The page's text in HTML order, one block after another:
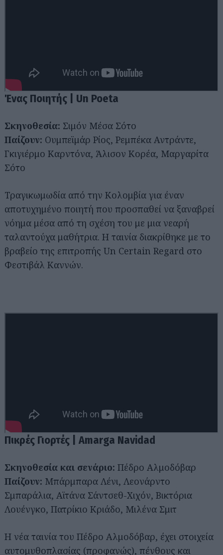
Ένας Ποιητής | Un Poeta
Σκηνοθεσία: Σιμόν Μέσα Σότο
Παίζουν: Ουμπεϊμάρ Ρίος, Ρεμπέκα Αντράντε,
Γκιγιέρμο Καρντόνα, Άλισον Κορέα, Μαργαρίτα
Σότο
Τραγικωμωδία από την Κολομβία για έναν
αποτυχημένο ποιητή που προσπαθεί να ξαναβρεί
νόημα μέσα από τη σχέση του με μια νεαρή
ταλαντούχα μαθήτρια. Η ταινία διακρίθηκε με το
βραβείο της επιτροπής Un Certain Regard στο
Φεστιβάλ Καννών.
Πικρές Γιορτές | Amarga Navidad
Σκηνοθεσία και σενάριο: Πέδρο Αλμοδόβαρ
Παίζουν: Μπάρμπαρα Λένι, Λεονάρντο
Σμπαράλια, Αϊτάνα Σάντσεθ-Χιχόν, Βικτόρια
Λουένγκο, Πατρίκιο Κριάδο, Μιλένα Σμιτ
Η νέα ταινία του Πέδρο Αλμοδόβαρ, έχει στοιχεία
αυτομυθοπλασίας (προφανώς), πένθους και